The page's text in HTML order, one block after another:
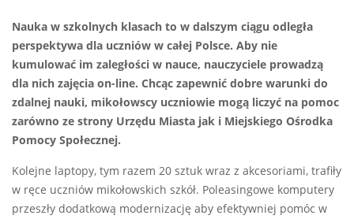
Nauka w szkolnych klasach to w dalszym ciągu odległa
perspektywa dla uczniów w całej Polsce. Aby nie
kumulować im zaległości w nauce, nauczyciele prowadzą
dla nich zajęcia on-line. Chcąc zapewnić dobre warunki do
zdalnej nauki, mikołowscy uczniowie mogą liczyć na pomoc
zarówno ze strony Urzędu Miasta jak i Miejskiego Ośrodka
Pomocy Społecznej.
Kolejne laptopy, tym razem 20 sztuk wraz z akcesoriami, trafiły
w ręce uczniów mikołowskich szkół. Poleasingowe komputery
przeszły dodatkową modernizację aby efektywniej pomóc w